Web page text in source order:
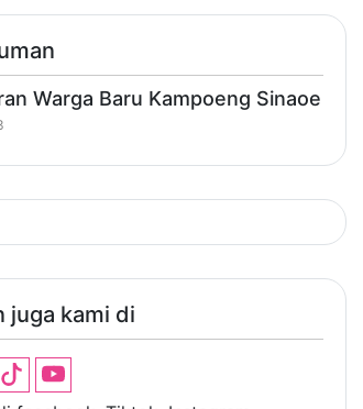
Warga Baru Kampoeng Sinaoe
juga kami di